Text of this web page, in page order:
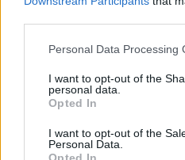
Personal Data Processing
I want to opt-out of the
personal data.
Opted In
I want to opt-out of the
Personal Data.
TAIP PAT
Lietuva